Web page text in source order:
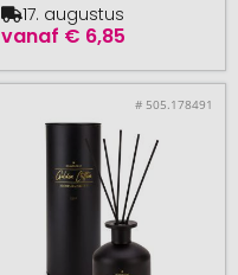
vanaf € 6,85
17. augustus
# 505.178491